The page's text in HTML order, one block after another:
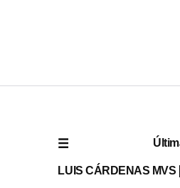
LUIS CÁRDENAS MVS